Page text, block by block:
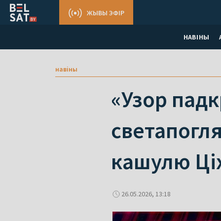
НАВІНЫ
ЖЫВЫ ЭФІР
навіны
«Узор
кашулю
26.05.2026, 13:18